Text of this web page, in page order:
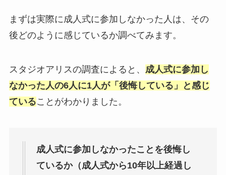
まずは実際に成人式に参加しなかった人は、その
後どのように感じているか調べてみます。
スタジオアリスの調査によると、 成人式に参加し
なかった人の6人に1人が「後悔している」と感じ
ていることがわかりました。
成人式に参加しなかったことを後悔し
ているか（成人式から10年以上経過し